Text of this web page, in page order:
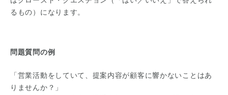
るもの）になります。
問題質問の例
「営業活動をしていて、提案内容が顧客に響かないことはあ
りませんか？」